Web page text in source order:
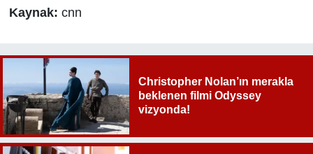
Kaynak: cnn
Christopher Nolan’ın merakla
beklenen filmi Odyssey
vizyonda!